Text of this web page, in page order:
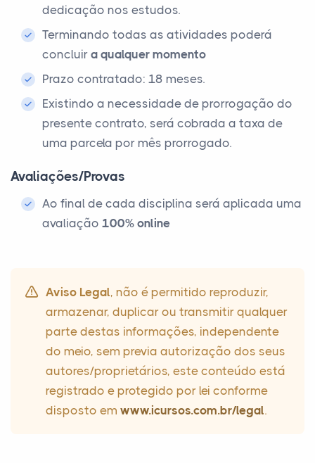
dedicação nos estudos.
Terminando todas as atividades poderá
concluir a qualquer momento
Prazo contratado: 18 meses.
Existindo a necessidade de prorrogação do
presente contrato, será cobrada a taxa de
uma parcela por mês prorrogado.
Avaliações/Provas
Ao final de cada disciplina será aplicada uma
avaliação 100% online
Aviso Legal, não é permitido reproduzir,
armazenar, duplicar ou transmitir qualquer
parte destas informações, independente
do meio, sem previa autorização dos seus
autores/proprietários, este conteúdo está
registrado e protegido por lei conforme
disposto em www.icursos.com.br/legal.